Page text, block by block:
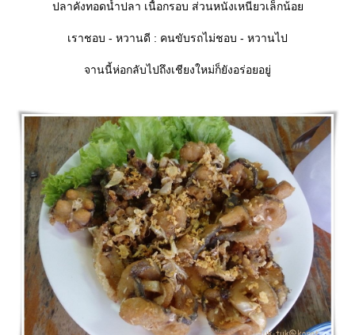
ปลาคังทอดน้ำปลา เนื้อกรอบ ส่วนหนังเหนียวเล็กน้อ
เราชอบ - หวานดี : คนขับรถไม่ชอบ - หวานไป
จานนี้ห่อกลับไปถึงเชียงใหม่ก็ยังอร่อยอยู่